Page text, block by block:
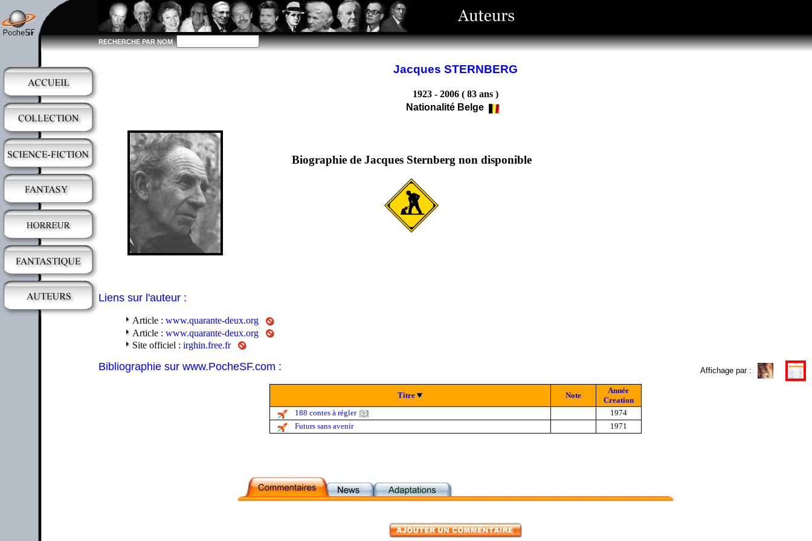
RECHERCHE PAR NOM
Jacques STERNBERG
1923 - 2006 ( 83 ans )
Nationalité Belge
Biographie de Jacques Sternberg non disponible
Liens sur l'auteur :
Article : www.quarante-deux.org
Article : www.quarante-deux.org
Site officiel : irghin.free.fr
Bibliographie sur www.PocheSF.com : Affichage par :
Titre Note
Année
Creation
188 contes à régler
1974
Futurs sans avenir
1971